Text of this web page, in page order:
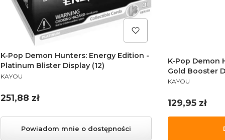
K-Pop Demon Hunters: Energy Edition -
Platinum Blister Display (12)
PRODUCENT
KAYOU
Cena
251,88 zł
Powiadom mnie o dostępności
K-Pop Demon
Gold Booster
PRODUCENT
KAYOU
Cena
129,95 zł